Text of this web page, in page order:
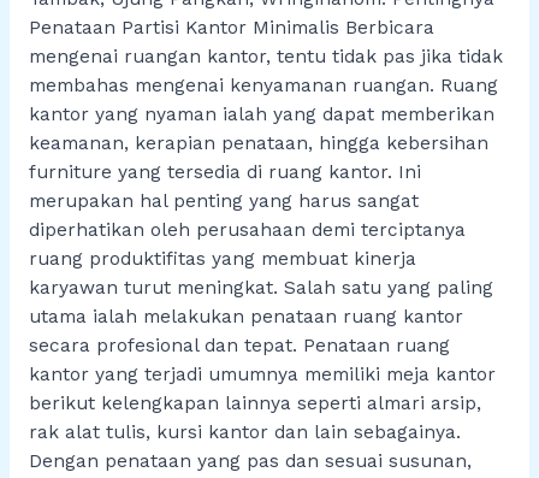
Penataan Partisi Kantor Minimalis Berbicara
mengenai ruangan kantor, tentu tidak pas jika tidak
membahas mengenai kenyamanan ruangan. Ruang
kantor yang nyaman ialah yang dapat memberikan
keamanan, kerapian penataan, hingga kebersihan
furniture yang tersedia di ruang kantor. Ini
merupakan hal penting yang harus sangat
diperhatikan oleh perusahaan demi terciptanya
ruang produktifitas yang membuat kinerja
karyawan turut meningkat. Salah satu yang paling
utama ialah melakukan penataan ruang kantor
secara profesional dan tepat. Penataan ruang
kantor yang terjadi umumnya memiliki meja kantor
berikut kelengkapan lainnya seperti almari arsip,
rak alat tulis, kursi kantor dan lain sebagainya.
Dengan penataan yang pas dan sesuai susunan,